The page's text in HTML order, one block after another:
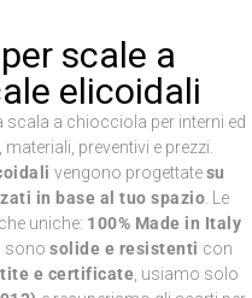
scale a
elicoidali
a chiocciola per interni ed
preventivi e prezzi.
vengono progettatesu
in base al tuo spazio . Le
uniche: 100% Made in Italy
sonosolide e resistenti con
e certificate , usiamo solo